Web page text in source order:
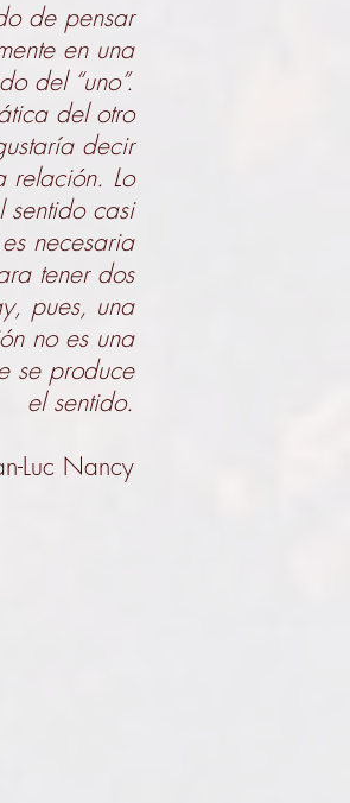
de pensar
en una
del “uno”.
del otro
decir
relación. Lo
sentido casi
necesaria
tener dos
pues, una
no es una
se produce
el sentido.
Luc Nancy